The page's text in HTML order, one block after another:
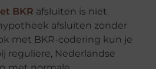
BKR afsluiten is niet
afsluiten zonder
met BKR-codering kun je
reguliere, Nederlandse